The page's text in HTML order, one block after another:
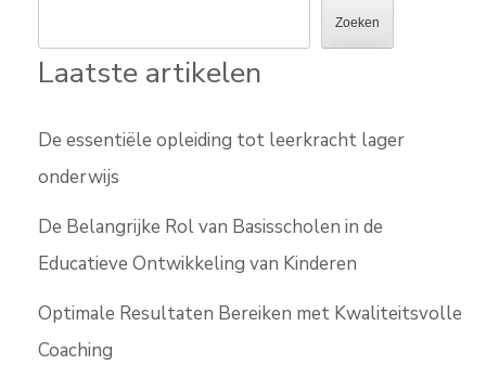
Zoeken
Laatste artikelen
De essentiële opleiding tot leerkracht lager
onderwijs
De Belangrijke Rol van Basisscholen in de
Educatieve Ontwikkeling van Kinderen
Optimale Resultaten Bereiken met Kwaliteitsvolle
Coaching